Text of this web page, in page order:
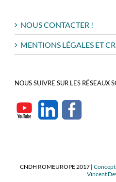
NOUS CONTACTER !
MENTIONS LÉGALES ET
NOUS SUIVRE SUR LES RÉSEAUX
CNDH ROMEUROPE 2017 |
Vincent